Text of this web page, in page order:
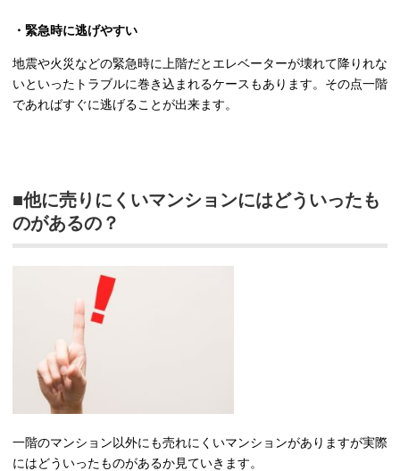
・緊急時に逃げやすい
地震や火災などの緊急時に上階だとエレベーターが壊れて降りれな
いといったトラブルに巻き込まれるケースもあります。その点一階
であればすぐに逃げることが出来ます。
■他に売りにくいマンションにはどういったも
のがあるの？
一階のマンション以外にも売れにくいマンションがありますが実際
にはどういったものがあるか見ていきます。